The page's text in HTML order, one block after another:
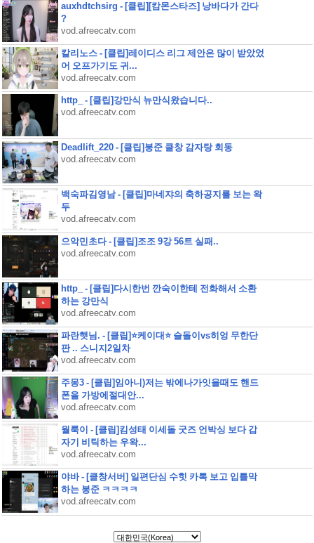
auxhdtchsirg - [클립][캄몬스타즈] 낭바다가 간다
?
vod.afreecatv.com
칼리노스 - [클립]레이디스 리그 제안은 많이 받았었
어 오프가기도 귀...
vod.afreecatv.com
http_ - [클립]강만식 뉴만식왔습니다..
vod.afreecatv.com
Deadlift_220 - [클립]봉준 클창 감자탕 회동
vod.afreecatv.com
백숙파김영남 - [클립]마네쟈의 축하공지를 보는 왁
두
vod.afreecatv.com
으악민초다 - [클립]조조 9강 56트 실패..
vod.afreecatv.com
http_ - [클립]다시한번 깐숙이한테 전화해서 소환
하는 강만식
vod.afreecatv.com
파란햇님. - [클립]⭐케이대⭐ 슬돌이vs히엉 무한단
판 .. 스니지2일차
vod.afreecatv.com
주몽3 - [클립]임아니)저는 밖에나가잇을때도 핸드
폰을 가방에절대안...
vod.afreecatv.com
월룩이 - [클립]킴성태 이세돌 굿즈 언박싱 보다 갑
자기 비틱하는 우왁...
vod.afreecatv.com
야바 - [클창서버] 일편단심 수힛 카톡 보고 입틀막
하는 봉준 ㅋㅋㅋㅋ
vod.afreecatv.com